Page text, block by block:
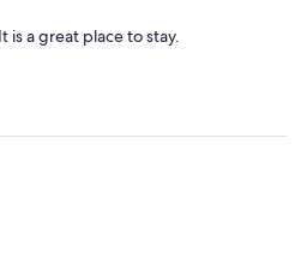
is a great place to stay.